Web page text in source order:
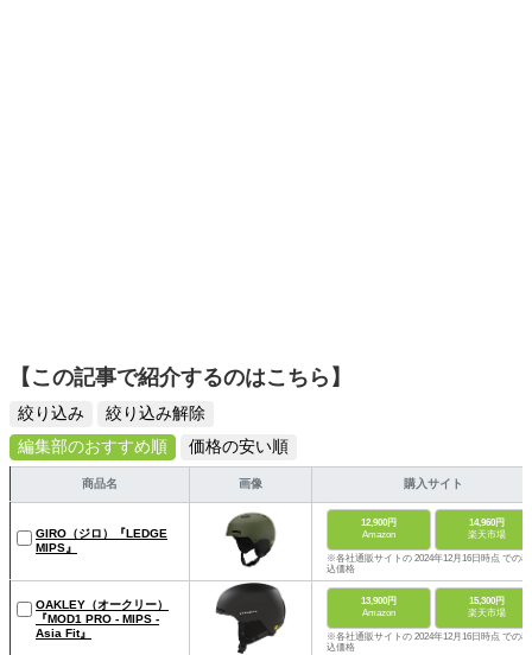
【この記事で紹介するのはこちら】
絞り込み
絞り込み解除
編集部のおすすめ順
価格の安い順
商品名 画像 購入サイト
GIRO（ジロ）『LEDGE
MIPS』
12,900円
Amazon
14,960円
楽天市場
※各社通販サイトの 2024年12月16日時点 での税
込価格
OAKLEY（オークリー）
『MOD1 PRO - MIPS -
Asia Fit』
13,900円
Amazon
15,300円
楽天市場
※各社通販サイトの 2024年12月16日時点 での税
込価格